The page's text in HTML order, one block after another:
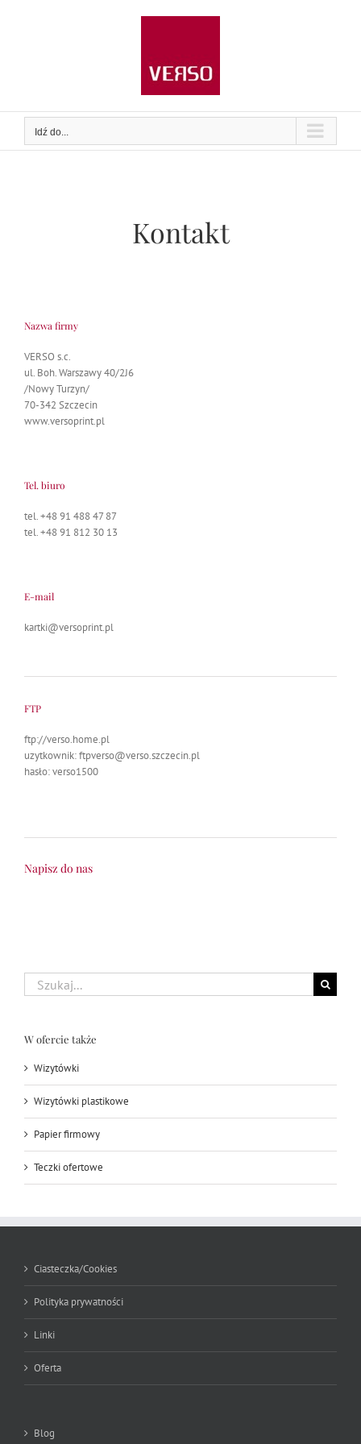
Idź do...
Kontakt
Nazwa firmy
VERSO s.c.
ul. Boh. Warszawy 40/2J6
/Nowy Turzyn/
70-342 Szczecin
www.versoprint.pl
Tel. biuro
tel. +48 91 488 47 87
tel. +48 91 812 30 13
E-mail
kartki@versoprint.pl
FTP
ftp://verso.home.pl
uzytkownik: ftpverso@verso.szczecin.pl
hasło: verso1500
Napisz do nas
Szukaj
W ofercie także
Wizytówki
Wizytówki plastikowe
Papier firmowy
Teczki ofertowe
Ciasteczka/Cookies
Polityka prywatności
Linki
Oferta
Blog